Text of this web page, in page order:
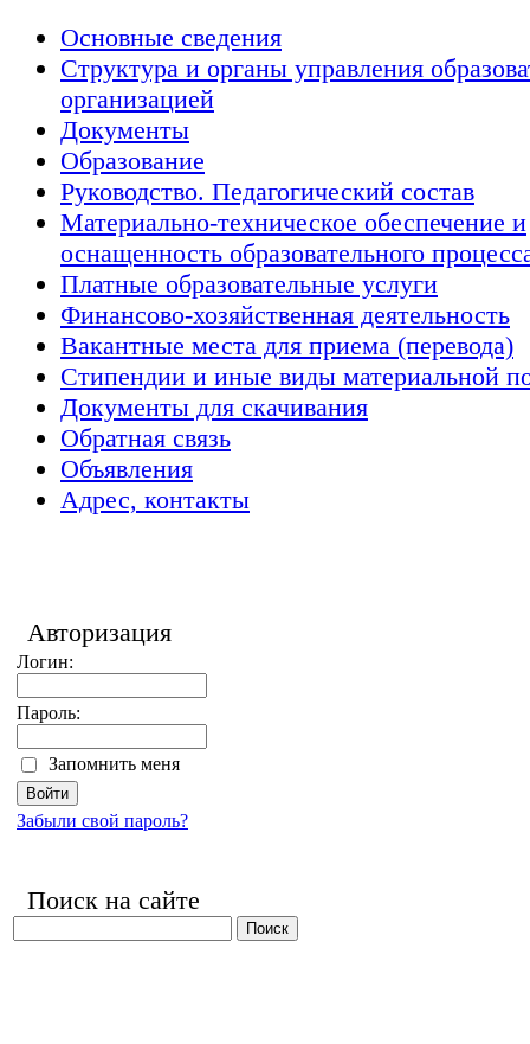
Основные сведения
Структура и органы управления
организацией
Документы
Образование
Руководство. Педагогический состав
Материально-техническое обеспечение и
оснащенность образовательного
Платные образовательные услуги
Финансово-хозяйственная деятельность
Вакантные места для приема (перевода)
Стипендии и иные виды материальной
Документы для скачивания
Обратная связь
Объявления
Адрес, контакты
Авторизация
Логин:
Пароль:
Запомнить меня
Забыли свой пароль?
Поиск на сайте